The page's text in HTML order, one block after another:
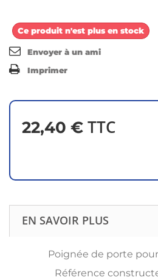
Ce produit n'est plus en stock
Envoyer à un ami
Imprimer
22,40 € TTC
EN SAVOIR PLUS
Poignée de porte
Référence